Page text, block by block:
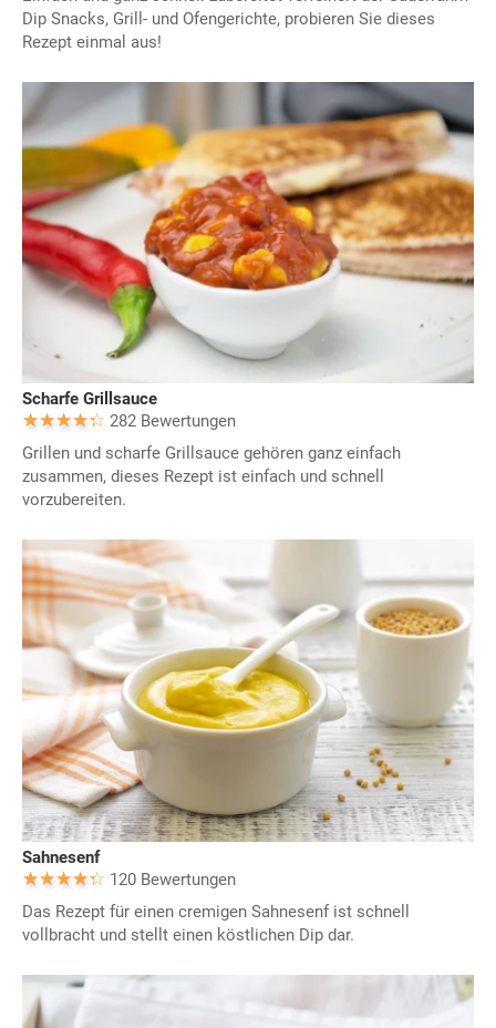
Dip Snacks, Grill- und Ofengerichte, probieren Sie dieses
Rezept einmal aus!
Scharfe Grillsauce
282 Bewertungen
Grillen und scharfe Grillsauce gehören ganz einfach
zusammen, dieses Rezept ist einfach und schnell
vorzubereiten.
Sahnesenf
120 Bewertungen
Das Rezept für einen cremigen Sahnesenf ist schnell
vollbracht und stellt einen köstlichen Dip dar.